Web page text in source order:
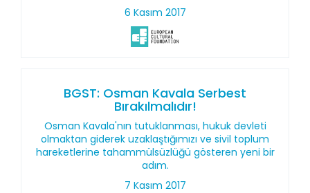
6 Kasım 2017
BGST: Osman Kavala Serbest
Bırakılmalıdır!
Osman Kavala'nın tutuklanması, hukuk devleti
olmaktan giderek uzaklaştığımızı ve sivil toplum
hareketlerine tahammülsüzlüğü gösteren yeni bir
adım.
7 Kasım 2017